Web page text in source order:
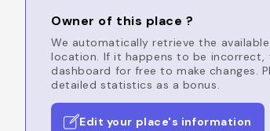
Owner of this place ?
We automatically retrieve the
location. If it happens to be incorrect,
dashboard for free to make changes.
detailed statistics as a bonus.
Edit your place's information